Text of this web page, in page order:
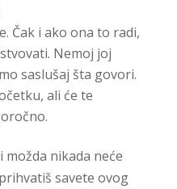
Čak i ako ona to radi,
Nemoj joj
saslušaj šta govori.
ali će te
možda nikada neće
savete ovog